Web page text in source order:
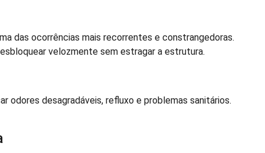
das ocorrências mais recorrentes e constrangedoras.
velozmente sem estragar a estrutura.
odores desagradáveis, refluxo e problemas sanitários.